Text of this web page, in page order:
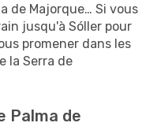
de Majorque… Si vous
jusqu'à Sóller pour
promener dans les
la Serra de
Palma de